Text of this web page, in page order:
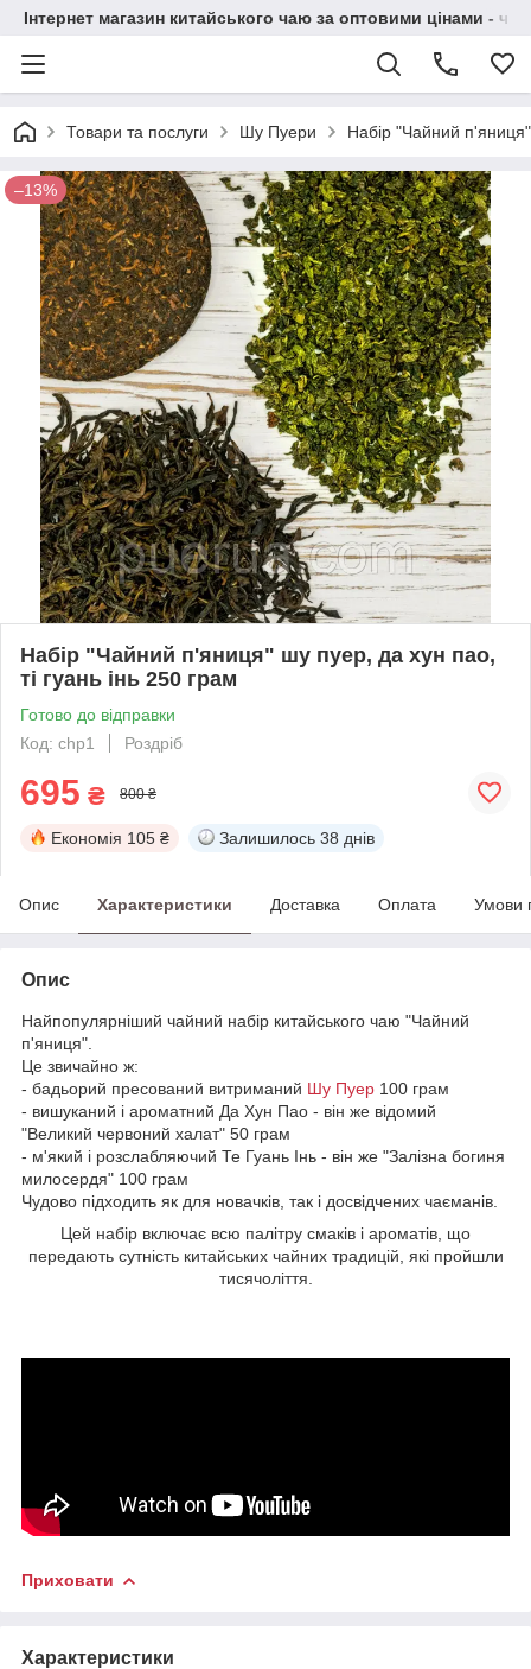
Інтернет магазин китайського чаю за оптовими цінами -
Товари та послуги Шу Пуери Набір "Чайний
–13%
Набір "Чайний п'яниця" шу пуер, да хун пао,
ті гуань інь 250 грам
Готово до відправки
Код: chp1
Роздріб
695 ₴ 800 ₴
Економія 105 ₴ Залишилось 38 днів
Опис Характеристики Доставка Оплата Умови
Опис
Найпопулярніший чайний набір китайського чаю "Чайний
п'яниця".
Це звичайно ж:
- бадьорий пресований витриманий Шу Пуер 100 грам
- вишуканий і ароматний Да Хун Пао - він же відомий
"Великий червоний халат" 50 грам
- м'який і розслабляючий Те Гуань Інь - він же "Залізна богиня
милосердя" 100 грам
Чудово підходить як для новачків, так і досвідчених чаєманів.
Цей набір включає всю палітру смаків і ароматів, що
передають сутність китайських чайних традицій, які пройшли
тисячоліття.
Приховати
Характеристики